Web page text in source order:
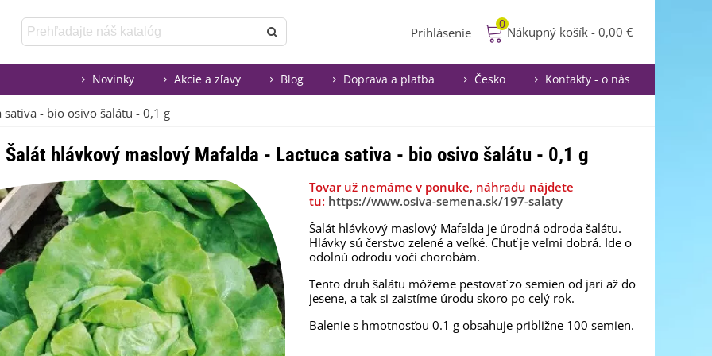
Prihlásenie
0
Nákupný košík - 0,00 €
Novinky Akcie a zľavy Blog Doprava a platba Česko Kontakty - o nás
- bio osivo šalátu - 0,1 g
Šalát hlávkový maslový Mafalda - Lactuca sativa - bio osivo šalátu - 0,1 g
Tovar už nemáme v ponuke, náhradu nájdete
tu: https://www.osiva-semena.sk/197-salaty
Šalát hlávkový maslový Mafalda je úrodná odroda šalátu.
Hlávky sú čerstvo zelené a veľké. Chuť je veľmi dobrá. Ide o
odolnú odrodu voči chorobám.
Tento druh šalátu môžeme pestovať zo semien od jari až do
jesene, a tak si zaistíme úrodu skoro po celý rok.
Balenie s hmotnosťou 0.1 g obsahuje približne 100 semien.